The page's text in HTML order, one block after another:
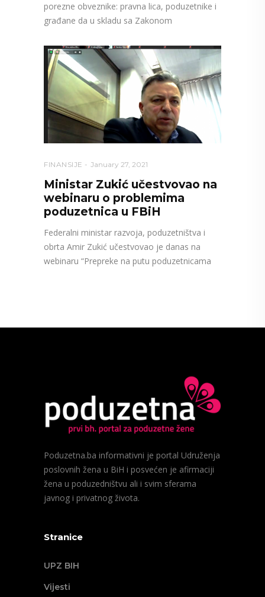
porezne obveznike: pravna lica, poduzetnike i
građane da u skladu sa Zakonom
FINANSIJE January 27, 2021
Ministar Zukić učestvovao na
webinaru o problemima
poduzetnica u FBiH
Federalni ministar razvoja, poduzetništva i
obrta Amir Zukić učestvovao je danas na
webinaru “Prepreke na putu poduzetnicama
Poduzetna.ba informativni je portal Udruženja
poslovnih žena u BiH i posvećen je afirmaciji
žena u poduzedništvu ali i svim sferama
javnog i privatnog života.
Stranice
UPZ BIH
Vijesti